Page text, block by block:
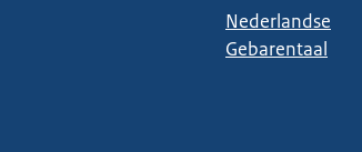
Nederlandse
Gebarentaal